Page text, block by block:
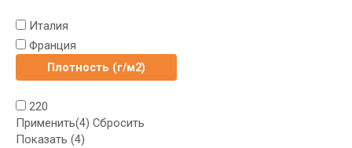
Италия
Франция
Плотность (г/м2)
220
Применить(4) Сбросить
Показать (4)